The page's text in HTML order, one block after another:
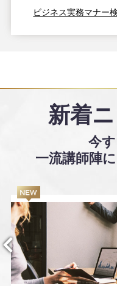
ビジネス実務マナー
新着
今
一流講師陣